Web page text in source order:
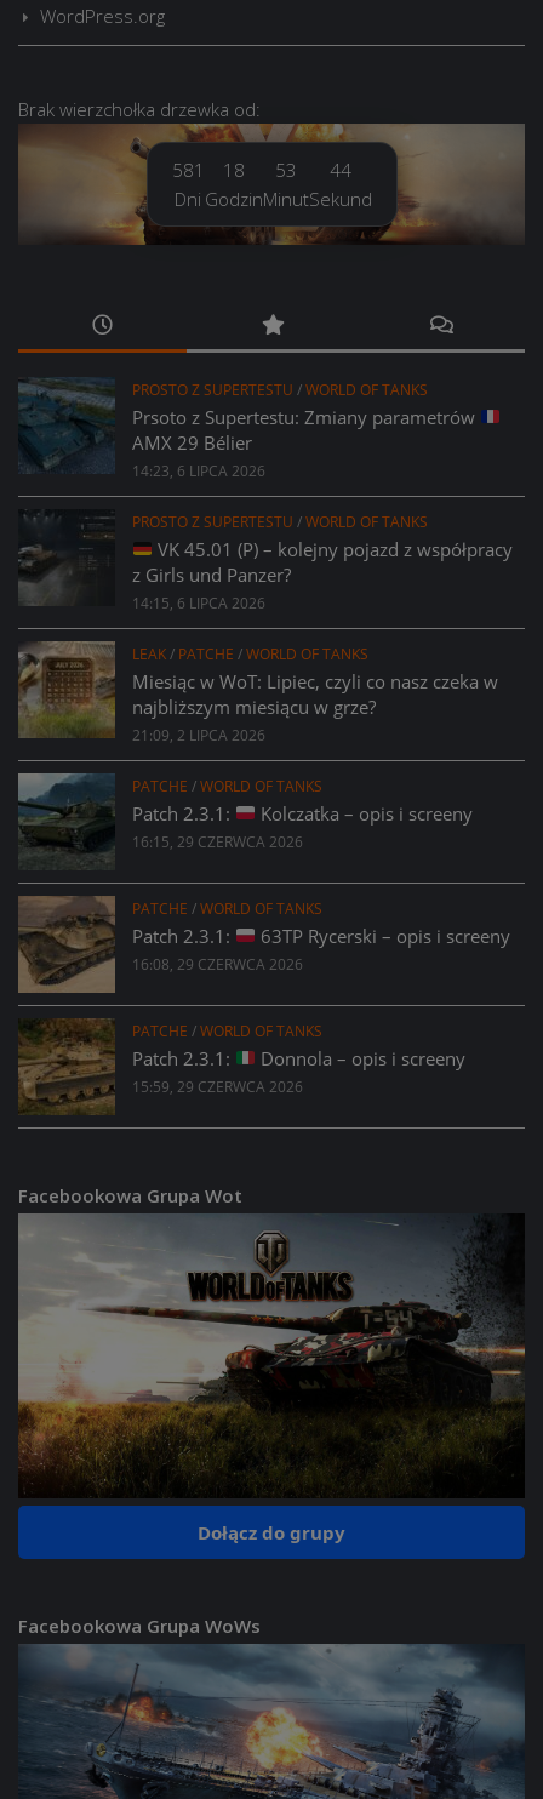
WordPress.org
Brak wierzchołka drzewka od:
581
Dni
18
Godzin
53
Minut
44
Sekund
PROSTO Z SUPERTESTU /WORLD OF TANKS
Prsoto z Supertestu: Zmiany parametrów
AMX 29 Bélier
14:23, 6 LIPCA 2026
PROSTO Z SUPERTESTU /WORLD OF TANKS
VK 45.01 (P) – kolejny pojazd z współpracy
z Girls und Panzer?
14:15, 6 LIPCA 2026
LEAK/ PATCHE /WORLD OF TANKS
Miesiąc w WoT: Lipiec, czyli co nasz czeka w
najbliższym miesiącu w grze?
21:09, 2 LIPCA 2026
PATCHE /WORLD OF TANKS
Patch 2.3.1: Kolczatka – opis i screeny
16:15, 29 CZERWCA 2026
PATCHE /WORLD OF TANKS
Patch 2.3.1: 63TP Rycerski – opis i screeny
16:08, 29 CZERWCA 2026
PATCHE /WORLD OF TANKS
Patch 2.3.1: Donnola – opis i screeny
15:59, 29 CZERWCA 2026
Facebookowa Grupa Wot
Dołącz do grupy
Facebookowa Grupa WoWs